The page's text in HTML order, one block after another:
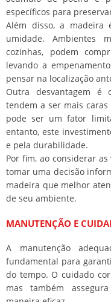
específicos para
Além disso, a madeira
umidade. Ambientes
cozinhas, podem
levando a
pensar na localização
Outra desvantagem é
tendem a ser mais
pode ser um fator
entanto, este
e pela durabilidade.
Por fim, ao considerar
tomar uma decisão
madeira que melhor
de seu ambiente.
MANUTENÇÃO E
A manutenção
fundamental para
do tempo. O cuidado
mas também